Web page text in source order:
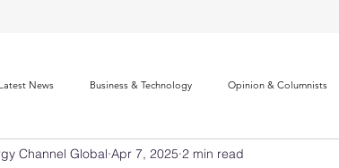
Latest News Business & Technology Opinion & Columnists
Market Leaders Innovation Index Sustainability & ESG Index
Channel Global Apr 7, 2025 2 min read